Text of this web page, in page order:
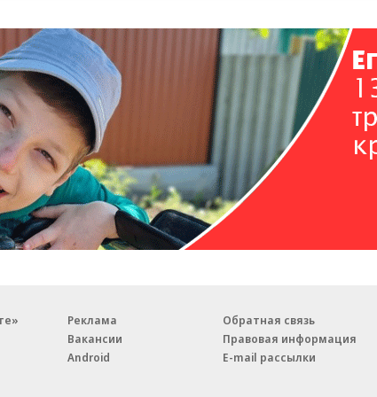
Реклама
Вакансии
Android
Обратная связь
Правовая информация
E-mail рассылки